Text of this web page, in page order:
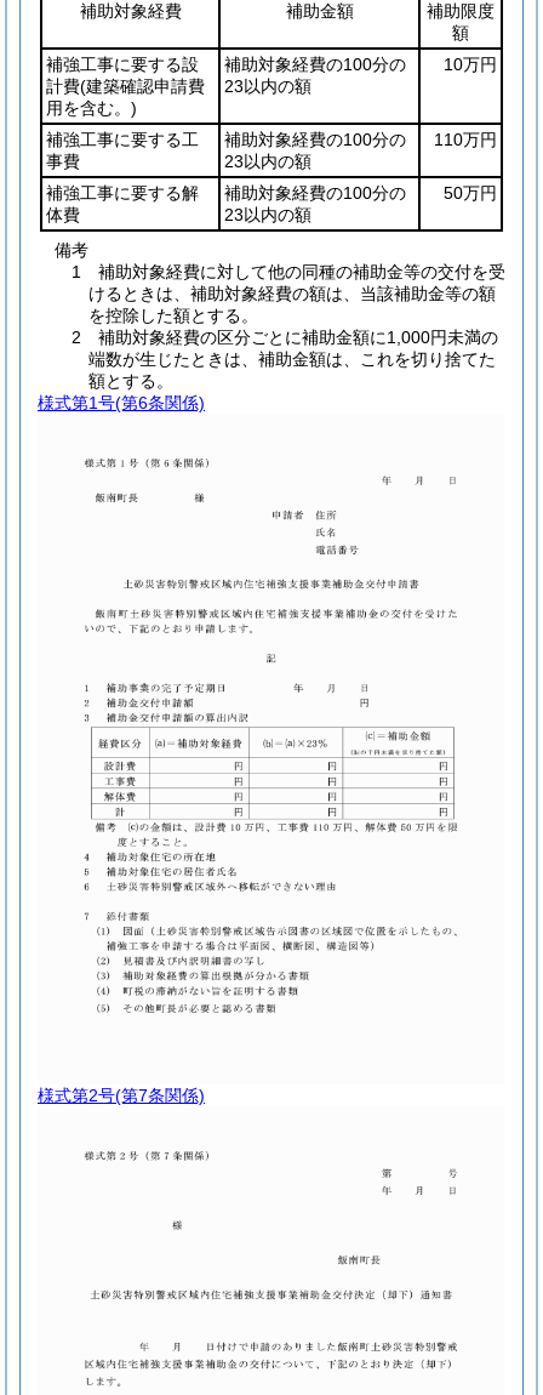
補助対象経費
補助金額
補助限度
額
補強工事に要する設
計費(建築確認申請費
用を含む。)
補助対象経費の100分の
23以内の額
10万円
補強工事に要する工
事費
補助対象経費の100分の
23以内の額
110万円
補強工事に要する解
体費
補助対象経費の100分の
23以内の額
50万円
備考
1 補助対象経費に対して他の同種の補助金等の交付を受
けるときは、補助対象経費の額は、当該補助金等の額
を控除した額とする。
2 補助対象経費の区分ごとに補助金額に1,000円未満の
端数が生じたときは、補助金額は、これを切り捨てた
額とする。
様式第1号(第6条関係)
様式第2号(第7条関係)